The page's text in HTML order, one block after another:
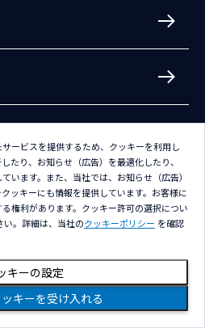
ス）
ービスを提供するため、クッキーを利用し
たり、お知らせ（広告）を最適化したり、
います。また、当社では、お知らせ（広告）
ッキーにも情報を提供しています。お客様に
権利があります。クッキー許可の選択につい
い。詳細は、当社のクッキーポリシー を確認
キーを受け入れる
キーの設定